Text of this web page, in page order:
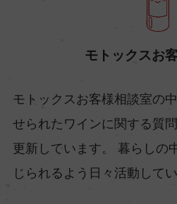
モトックスお
モトックスお客様相談室の
せられたワインに関する質
更新しています。 暮らしの
じられるよう日々活動して